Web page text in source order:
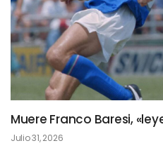
Muere Franco Baresi,
Julio 31, 2026